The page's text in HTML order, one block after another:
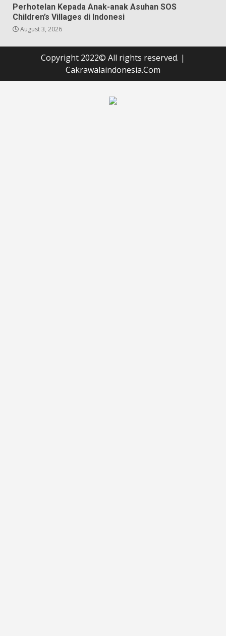
Perhotelan Kepada Anak-anak Asuhan SOS
Children’s Villages di Indonesi
August 3, 2026
Copyright 2022© All rights reserved. |
Cakrawalaindonesia.Com